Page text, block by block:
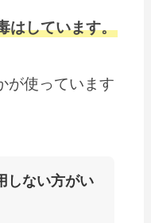
はしています。
が使っています
しない方がい